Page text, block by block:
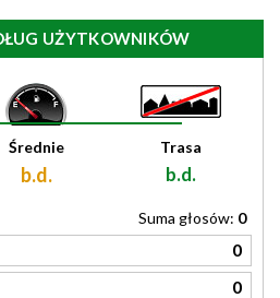
UŻYTKOWNIKÓW
Średnie
b.d.
Trasa
b.d.
Suma głosów: 0
0
0